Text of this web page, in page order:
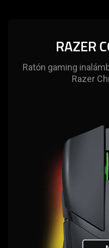
RAZER
Ratón gaming
Razer